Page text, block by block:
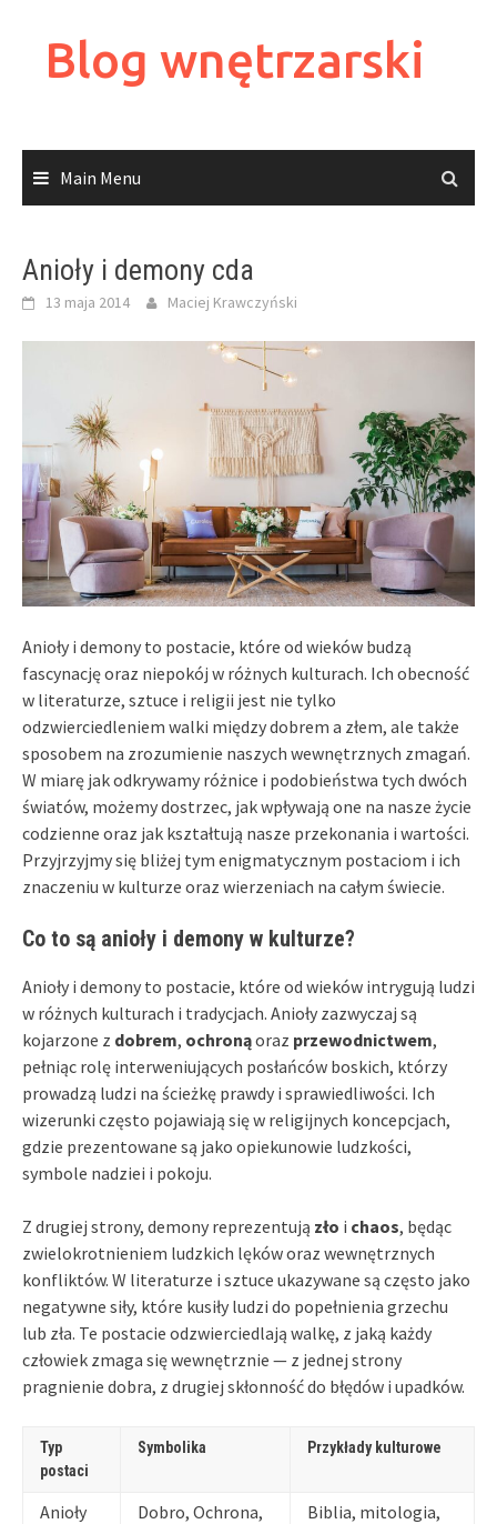
contentBlog wnętrzarski
Main Menu
Anioły i demony cda
13 maja 2014 Maciej Krawczyński
Anioły i demony to postacie, które od wieków budzą
fascynację oraz niepokój w różnych kulturach. Ich obecność
w literaturze, sztuce i religii jest nie tylko
odzwierciedleniem walki między dobrem a złem, ale także
sposobem na zrozumienie naszych wewnętrznych zmagań.
W miarę jak odkrywamy różnice i podobieństwa tych dwóch
światów, możemy dostrzec, jak wpływają one na nasze życie
codzienne oraz jak kształtują nasze przekonania i wartości.
Przyjrzyjmy się bliżej tym enigmatycznym postaciom i ich
znaczeniu w kulturze oraz wierzeniach na całym świecie.
Co to są anioły i demony w kulturze?
Anioły i demony to postacie, które od wieków intrygują ludzi
w różnych kulturach i tradycjach. Anioły zazwyczaj są
kojarzone z dobrem, ochronąoraz przewodnictwem,
pełniąc rolę interweniujących posłańców boskich, którzy
prowadzą ludzi na ścieżkę prawdy i sprawiedliwości. Ich
wizerunki często pojawiają się w religijnych koncepcjach,
gdzie prezentowane są jako opiekunowie ludzkości,
symbole nadziei i pokoju.
Z drugiej strony, demony reprezentują zło i chaos, będąc
zwielokrotnieniem ludzkich lęków oraz wewnętrznych
konfliktów. W literaturze i sztuce ukazywane są często jako
negatywne siły, które kusiły ludzi do popełnienia grzechu
lub zła. Te postacie odzwierciedlają walkę, z jaką każdy
człowiek zmaga się wewnętrznie — z jednej strony
pragnienie dobra, z drugiej skłonność do błędów i upadków.
Typ
postaci
Symbolika Przykłady kulturowe
Anioły
Dobro, Ochrona,
Biblia, mitologia,